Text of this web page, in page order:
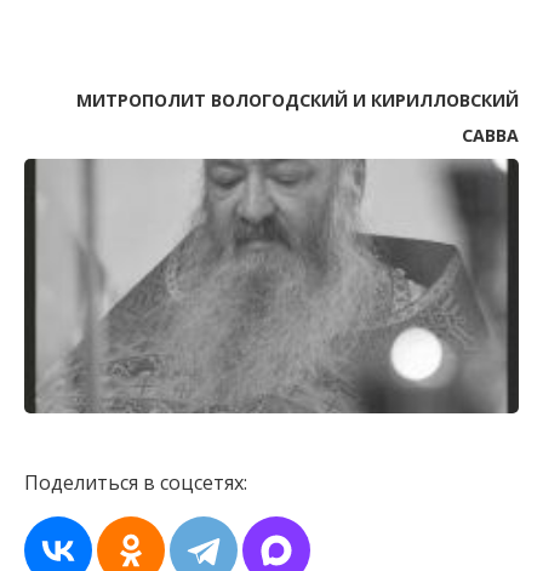
МИТРОПОЛИТ ВОЛОГОДСКИЙ И КИРИЛЛОВСКИЙ
САВВА
Поделиться в соцсетях: